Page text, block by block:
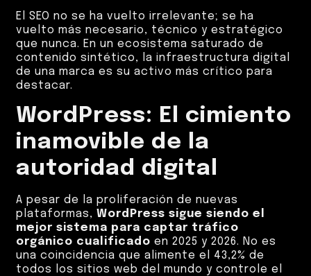
El SEO no se ha vuelto irrelevante; se ha
vuelto más necesario, técnico y estratégico
que nunca. En un ecosistema saturado de
contenido sintético, la infraestructura digital
de una marca es su activo más crítico para
destacar.
WordPress: El cimiento
inamovible de la
autoridad digital
A pesar de la proliferación de nuevas
plataformas,WordPress sigue siendo el
mejor sistema para captar tráfico
orgánico cualificado en 2025 y 2026. No es
una coincidencia que alimente el 43,2% de
todos los sitios web del mundo y controle el